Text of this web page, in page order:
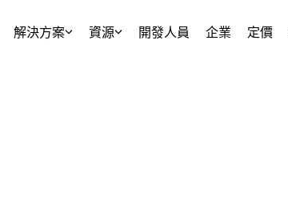
解決方案 資源 開發人員 企業 定價